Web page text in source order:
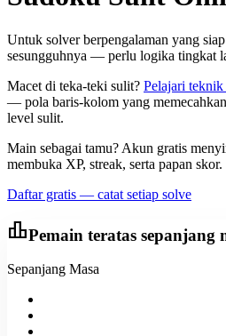
Untuk solver berpengalaman yang
sesungguhnya — perlu logika tingkat
Macet di teka-teki sulit? Pelajari
— pola baris-kolom yang
level sulit.
Main sebagai tamu? Akun gratis
membuka XP, streak, serta papan skor.
Daftar gratis — catat setiap solve
leaderboardPemain teratas sepanjang
Sepanjang Masa